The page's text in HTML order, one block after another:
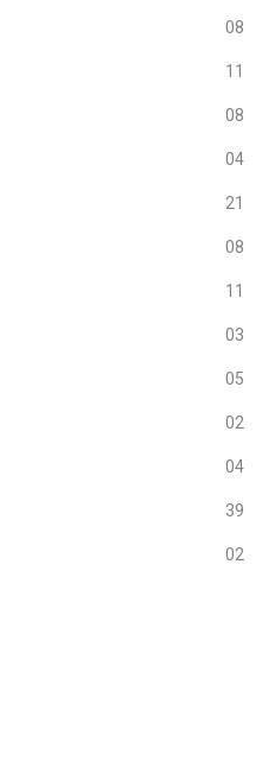
08
11
08
04
21
08
11
03
05
02
04
39
02